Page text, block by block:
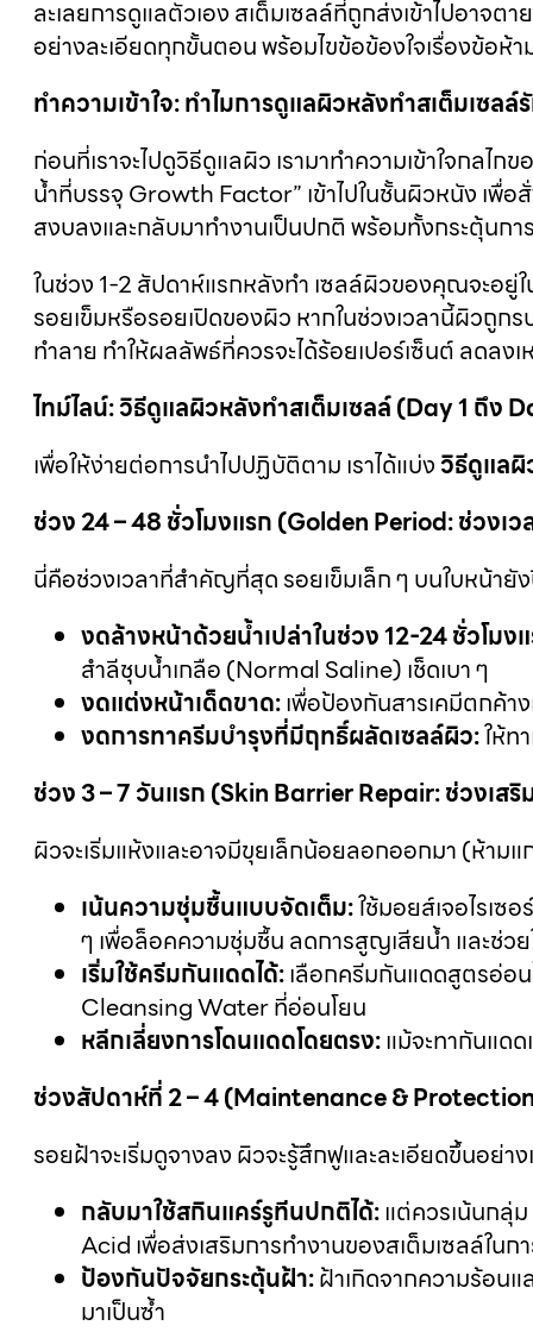
ละเลยการดูแลตัวเอง สเต็มเซลล์ที่ถูกส่งเข้าไปอาจ
อย่างละเอียดทุกขั้นตอน พร้อมไขข้อข้องใจเรื่องข้อ
ทำความเข้าใจ: ทำไมการดูแลผิวหลังทำสเต็มเซ
ก่อนที่เราจะไปดูวิธีดูแลผิว เรามาทำความเข้าใจกลไ
น้ำที่บรรจุ Growth Factor” เข้าไปในชั้นผิวหนัง เพื่
สงบลงและกลับมาทำงานเป็นปกติ พร้อมทั้งกระตุ้นกา
ในช่วง 1-2 สัปดาห์แรกหลังทำ เซลล์ผิวของคุณจะอ
รอยเข็มหรือรอยเปิดของผิว หากในช่วงเวลานี้ผิวถูก
ทำลาย ทำให้ผลลัพธ์ที่ควรจะได้ร้อยเปอร์เซ็นต์ ลดลง
ไทม์ไลน์: วิธีดูแลผิวหลังทำสเต็มเซลล์ (Day 1 ถึง
เพื่อให้ง่ายต่อการนำไปปฏิบัติตาม เราได้แบ่งวิธีดูแลผิ
ช่วง24 – 48 ชั่วโมงแรก (Golden Period: ช่วง
นี่คือช่วงเวลาที่สำคัญที่สุด รอยเข็มเล็ก ๆ บนใบหน้ายั
งดล้างหน้าด้วยน้ำเปล่าในช่วง12-24 ชั่วโมง
สำลีชุบน้ำเกลือ (Normal Saline) เช็ดเบา ๆ
งดแต่งหน้าเด็ดขาด:เพื่อป้องกันสารเคมีตกค้า
งดการทาครีมบำรุงที่มีฤทธิ์ผลัดเซลล์ผิว:ให้ท
ช่วง3 – 7 วันแรก (Skin Barrier Repair: ช่วงเส
ผิวจะเริ่มแห้งและอาจมีขุยเล็กน้อยลอกออกมา (ห้ามแ
เน้นความชุ่มชื้นแบบจัดเต็ม:ใช้มอยส์เจอไรเ
ๆ เพื่อล็อคความชุ่มชื้น ลดการสูญเสียน้ำ และช่ว
เริ่มใช้ครีมกันแดดได้:เลือกครีมกันแดดสูตรอ่อ
Cleansing Water ที่อ่อนโยน
หลีกเลี่ยงการโดนแดดโดยตรง:แม้จะทากันแด
ช่วงสัปดาห์ที่2 – 4 (Maintenance &
รอยฝ้าจะเริ่มดูจางลง ผิวจะรู้สึกฟูและละเอียดขึ้นอย่า
กลับมาใช้สกินแคร์รูทีนปกติได้:แต่ควรเน้นกลุ่
Acid เพื่อส่งเสริมการทำงานของสเต็มเซลล์ในก
ป้องกันปัจจัยกระตุ้นฝ้า:ฝ้าเกิดจากความร้อน
มาเป็นซ้ำ